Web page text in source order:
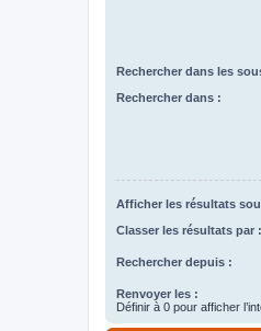
Rechercher dans les
Rechercher dans :
Afficher les résultats
Classer les résultats par :
Rechercher depuis :
Renvoyer les :
Définir à 0 pour afficher